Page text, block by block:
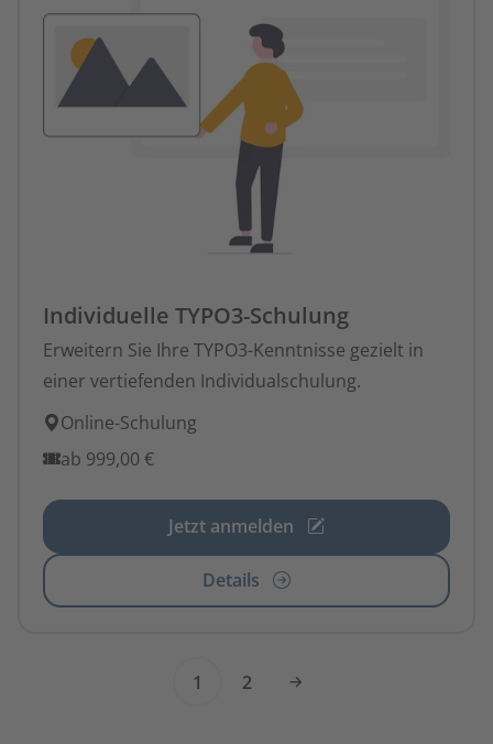
Individuelle TYPO3-Schulung
Erweitern Sie Ihre TYPO3-Kenntnisse gezielt in
einer vertiefenden Individualschulung.
Online-Schulung
ab 999,00 €
Jetzt anmelden
Details
1 2